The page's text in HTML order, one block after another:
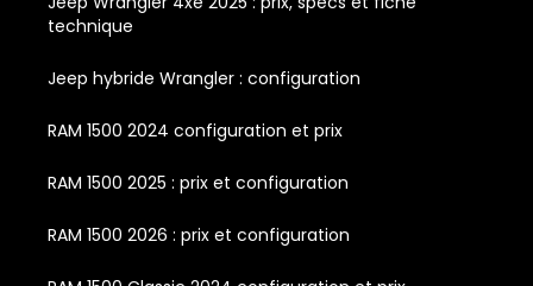
technique
Jeep hybride Wrangler : configuration
RAM 1500 2024 configuration et prix
RAM 1500 2025 : prix et configuration
RAM 1500 2026 : prix et configuration